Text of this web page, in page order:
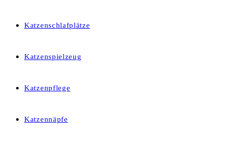
Katzenschlafplätze
Katzenspielzeug
Katzenpflege
Katzennäpfe